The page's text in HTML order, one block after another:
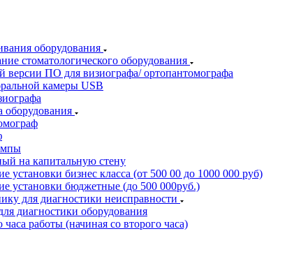
оборудования
стоматологического оборудования
версии ПО для визиографа/ ортопантомографа
камеры USB
оборудования
на капитальную стену
установки бизнес класса (от 500 00 до 1000 000 руб)
установки бюджетные (до 500 000руб.)
для диагностики неисправности
диагностики оборудования
работы (начиная со второго часа)